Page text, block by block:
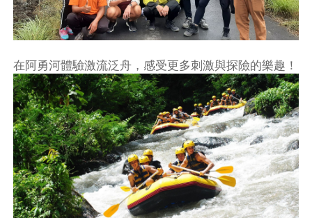
在阿勇河體驗激流泛舟，感受更多刺激與探險的樂趣！